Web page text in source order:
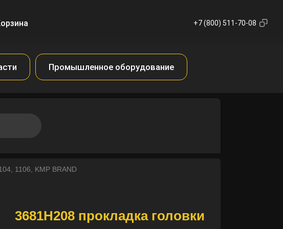
+7 (800) 511-70-08
Промышленное оборудование
1106, KMP BRAND
3681H208 прокладка головки